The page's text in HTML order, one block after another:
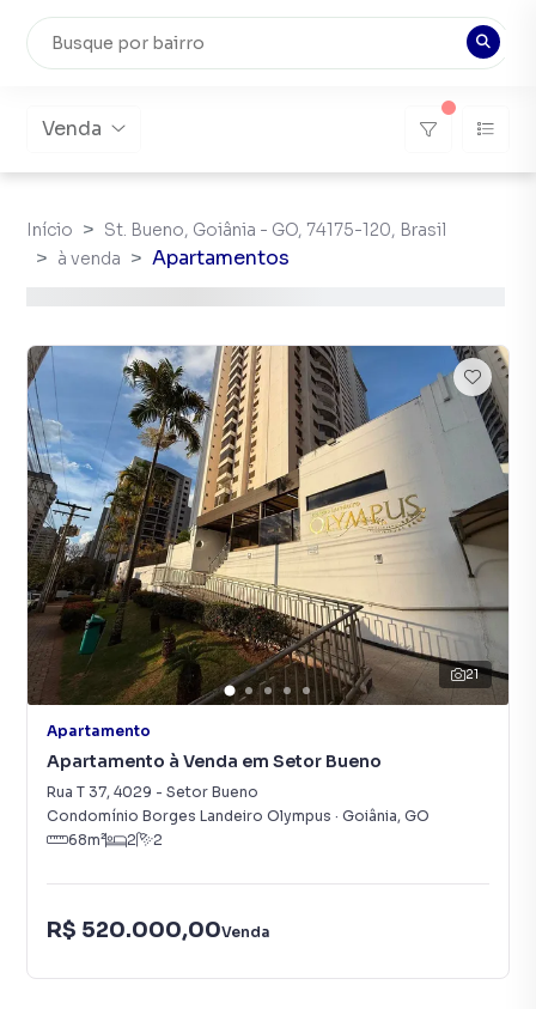
Venda
Início
St. Bueno, Goiânia - GO, 74175-120, Brasil
à venda
Apartamentos
21
Apartamento
Apartamento à Venda em Setor Bueno
Rua T 37, 4029 - Setor Bueno
Condomínio Borges Landeiro Olympus · Goiânia, GO
68m² 2 2
R$ 520.000,00Venda